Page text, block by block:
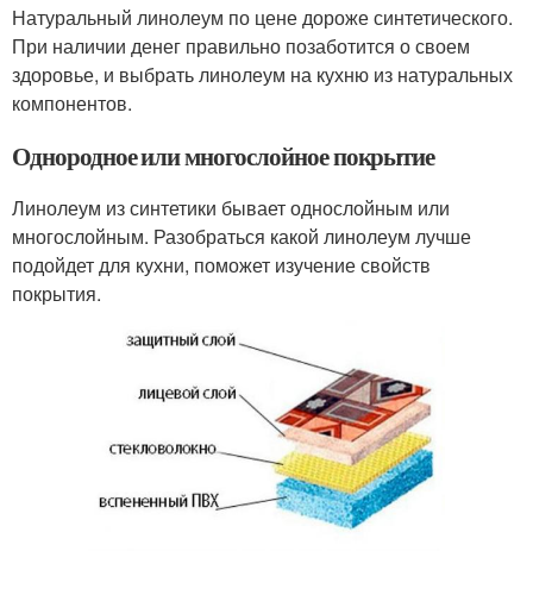
Натуральный линолеум по цене дороже синтетического.
При наличии денег правильно позаботится о своем
здоровье, и выбрать линолеум на кухню из натуральных
компонентов.
Однородное или многослойное покрытие
Линолеум из синтетики бывает однослойным или
многослойным. Разобраться какой линолеум лучше
подойдет для кухни, поможет изучение свойств
покрытия.